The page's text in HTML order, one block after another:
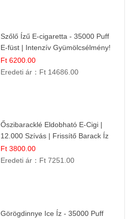
Szőlő Ízű E-cigaretta - 35000 Puff
E-füst | Intenzív Gyümölcsélmény!
Ft 6200.00
Eredeti ár： Ft 14686.00
Őszibaracklé Eldobható E-Cigi |
12.000 Szívás | Frissítő Barack Íz
Ft 3800.00
Eredeti ár： Ft 7251.00
Görögdinnye Ice Íz - 35000 Puff